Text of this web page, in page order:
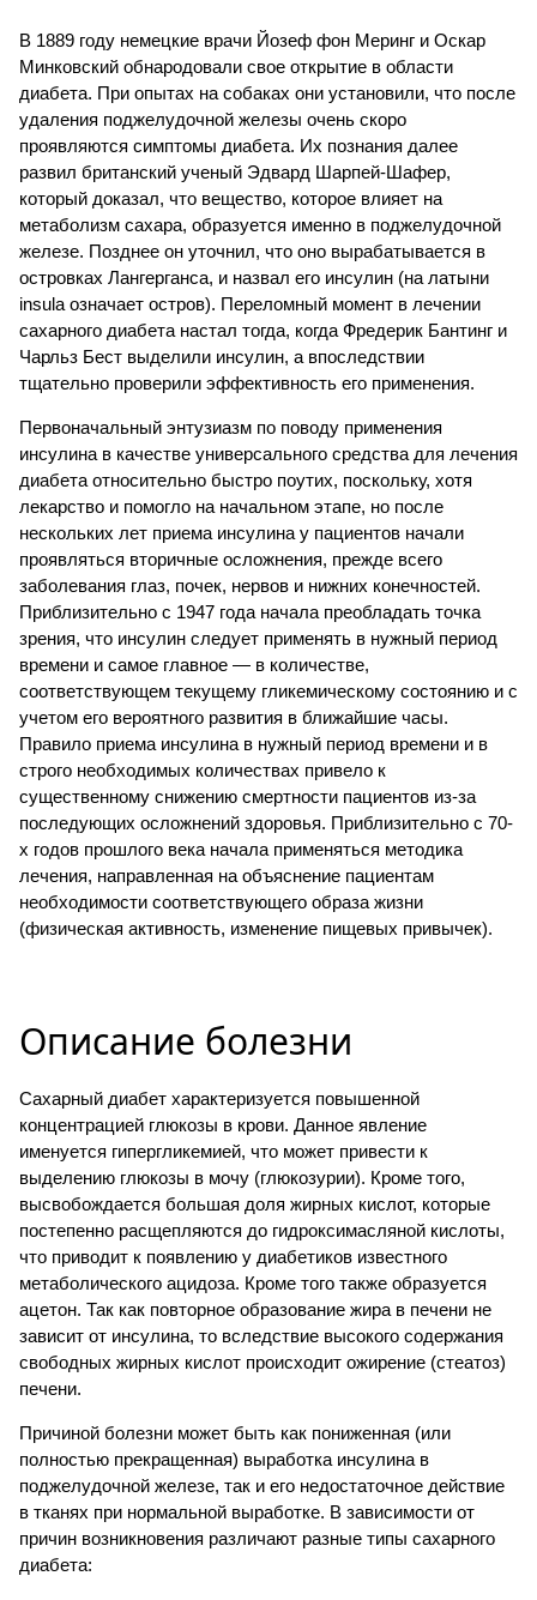
В 1889 году немецкие врачи Йозеф фон Меринг и Оскар
Минковский обнародовали свое открытие в области
диабета. При опытах на собаках они установили, что после
удаления поджелудочной железы очень скоро
проявляются симптомы диабета. Их познания далее
развил британский ученый Эдвард Шарпей-Шафер,
который доказал, что вещество, которое влияет на
метаболизм сахара, образуется именно в поджелудочной
железе. Позднее он уточнил, что оно вырабатывается в
островках Лангерганса, и назвал его инсулин (на латыни
insula означает остров). Переломный момент в лечении
сахарного диабета настал тогда, когда Фредерик Бантинг и
Чарльз Бест выделили инсулин, а впоследствии
тщательно проверили эффективность его применения.
Первоначальный энтузиазм по поводу применения
инсулина в качестве универсального средства для лечения
диабета относительно быстро поутих, поскольку, хотя
лекарство и помогло на начальном этапе, но после
нескольких лет приема инсулина у пациентов начали
проявляться вторичные осложнения, прежде всего
заболевания глаз, почек, нервов и нижних конечностей.
Приблизительно с 1947 года начала преобладать точка
зрения, что инсулин следует применять в нужный период
времени и самое главное — в количестве,
соответствующем текущему гликемическому состоянию и с
учетом его вероятного развития в ближайшие часы.
Правило приема инсулина в нужный период времени и в
строго необходимых количествах привело к
существенному снижению смертности пациентов из-за
последующих осложнений здоровья. Приблизительно с 70-
х годов прошлого века начала применяться методика
лечения, направленная на объяснение пациентам
необходимости соответствующего образа жизни
(физическая активность, изменение пищевых привычек).
Описание болезни
Сахарный диабет характеризуется повышенной
концентрацией глюкозы в крови. Данное явление
именуется гипергликемией, что может привести к
выделению глюкозы в мочу (глюкозурии). Кроме того,
высвобождается большая доля жирных кислот, которые
постепенно расщепляются до гидроксимасляной кислоты,
что приводит к появлению у диабетиков известного
метаболического ацидоза. Кроме того также образуется
ацетон. Так как повторное образование жира в печени не
зависит от инсулина, то вследствие высокого содержания
свободных жирных кислот происходит ожирение (стеатоз)
печени.
Причиной болезни может быть как пониженная (или
полностью прекращенная) выработка инсулина в
поджелудочной железе, так и его недостаточное действие
в тканях при нормальной выработке. В зависимости от
причин возникновения различают разные типы сахарного
диабета: